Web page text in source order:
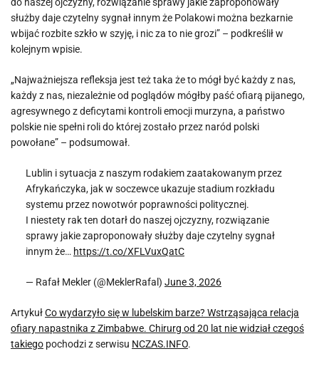
służby daje czytelny sygnał innym że Polakowi można bezkarnie
wbijać rozbite szkło w szyję, i nic za to nie grozi” – podkreślił w
kolejnym wpisie.
„Najważniejsza refleksja jest też taka że to mógł być każdy z nas,
każdy z nas, niezależnie od poglądów mógłby paść ofiarą pijanego,
agresywnego z deficytami kontroli emocji murzyna, a państwo
polskie nie spełni roli do której zostało przez naród polski
powołane” – podsumował.
Lublin i sytuacja z naszym rodakiem zaatakowanym przez
Afrykańczyka, jak w soczewce ukazuje stadium rozkładu
systemu przez nowotwór poprawności politycznej.
I niestety rak ten dotarł do naszej ojczyzny, rozwiązanie
sprawy jakie zaproponowały służby daje czytelny sygnał
innym że… https://t.co/XFLVuxQatC
— Rafał Mekler (@MeklerRafal) June 3, 2026
ArtykułCo wydarzyło się w lubelskim barze? Wstrząsająca relacja
ofiary napastnika z Zimbabwe. Chirurg od 20 lat nie widział czegoś
takiego pochodzi z serwisu NCZAS.INFO.